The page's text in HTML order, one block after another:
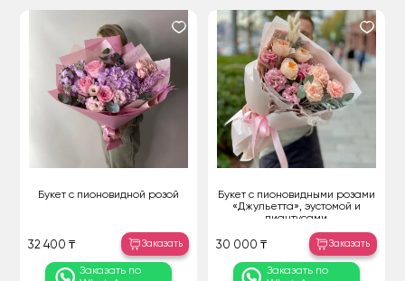
Букет с пионовидной розой
32 400 ₸ Заказать
Заказать по
Букет с пионовидными розами
«Джульетта», эустомой и
диантусами
30 000 ₸ Заказать
Заказать по